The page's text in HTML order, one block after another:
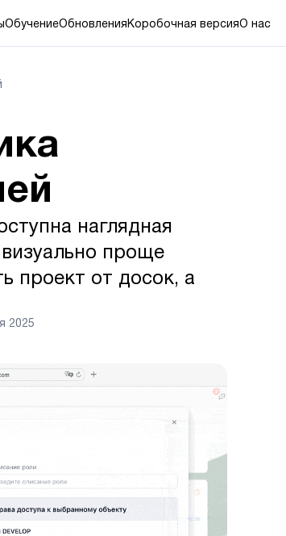
ОбучениеОбновления Коробочная версияО нас
наглядная
проще
проект от досок, а
2025